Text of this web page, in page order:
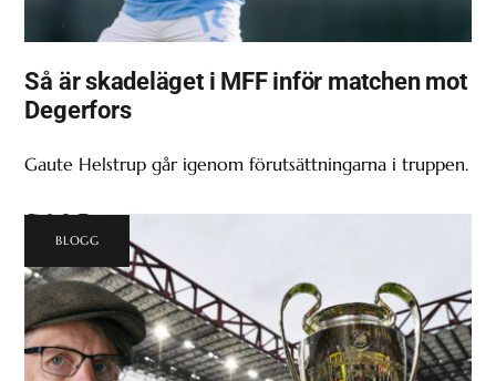
Så är skadeläget i MFF inför matchen mot
Degerfors
Gaute Helstrup går igenom förutsättningarna i truppen.
BLOGG